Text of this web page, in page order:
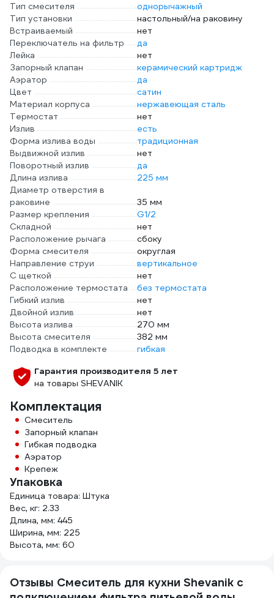
Тип смесителя
однорычажный
Тип установки
настольный/на раковину
Встраиваемый
нет
Переключатель на фильтр
да
Лейка
нет
Запорный клапан
керамический картридж
Аэратор
да
Цвет
сатин
Материал корпуса
нержавеющая сталь
Термостат
нет
Излив
есть
Форма излива воды
традиционная
Выдвижной излив
нет
Поворотный излив
да
Длина излива
225 мм
Диаметр отверстия в
раковине
35 мм
Размер крепления
G1/2
Складной
нет
Расположение рычага
сбоку
Форма смесителя
округлая
Направление струи
вертикальное
С щеткой
нет
Расположение термостата
без термостата
Гибкий излив
нет
Двойной излив
нет
Высота излива
270 мм
Высота смесителя
382 мм
Подводка в комплекте
гибкая
Гарантия производителя 5 лет
на товары SHEVANIK
Комплектация
Смеситель
Запорный клапан
Гибкая подводка
Аэратор
Крепеж
Упаковка
Единица товара: Штука
Вес, кг: 2.33
Длина, мм: 445
Ширина, мм: 225
Высота, мм: 60
Отзывы Смеситель для кухни Shevanik с